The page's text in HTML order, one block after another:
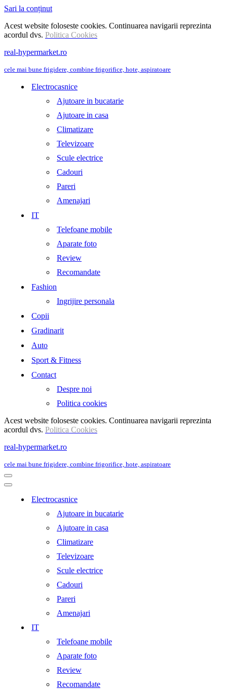
Sari la conținut
Acest website foloseste cookies. Continuarea navigarii reprezinta
acordul dvs. Politica Cookies
real-hypermarket.ro
cele mai bune frigidere, combine frigorifice, hote, aspiratoare
Electrocasnice
Ajutoare in bucatarie
Ajutoare in casa
Climatizare
Televizoare
Scule electrice
Cadouri
Pareri
Amenajari
IT
Telefoane mobile
Aparate foto
Review
Recomandate
Fashion
Ingrijire personala
Copii
Gradinarit
Auto
Sport & Fitness
Contact
Despre noi
Politica cookies
Acest website foloseste cookies. Continuarea navigarii reprezinta
acordul dvs. Politica Cookies
real-hypermarket.ro
cele mai bune frigidere, combine frigorifice, hote, aspiratoare
Meniu
de
Meniu
navigareElectrocasnice
Ajutoare in bucatarie
Ajutoare in casa
Climatizare
Televizoare
Scule electrice
Cadouri
Pareri
Amenajari
IT
Telefoane mobile
Aparate foto
Review
Recomandate